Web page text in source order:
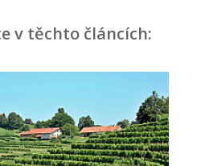
v těchto článcích: